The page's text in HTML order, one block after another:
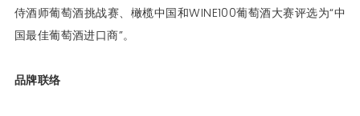
侍酒师葡萄酒挑战赛、橄榄中国和WINE100葡萄酒大赛评选为“中
国最佳葡萄酒进口商”。
品牌联络